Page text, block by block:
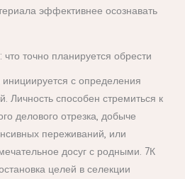
эффективнее осознавать
точно планируется обрести
с определения
Личность способен стремиться к
делового отрезка, добыче
переживаний, или
досуг с родными. 7К
целей в селекции